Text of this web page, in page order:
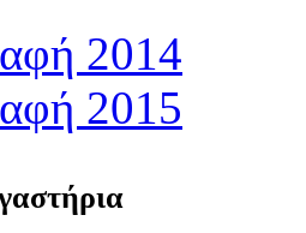
2014
2015